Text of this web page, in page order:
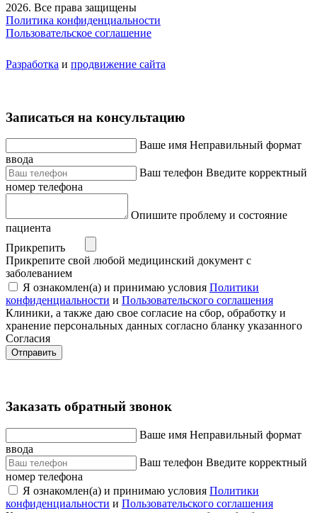
2026. Все права защищены
Политика конфиденциальности
Пользовательское соглашение
Разработка и продвижение сайта
Записаться на консультацию
Ваше имя Неправильный формат
ввода
Ваш телефон Введите корректный
номер телефона
Опишите проблему и состояние
пациента
Прикрепить
Прикрепите свой любой медицинский документ с
заболеванием
Я ознакомлен(а) и принимаю условия Политики
конфиденциальности и Пользовательского соглашения
Клиники, а также даю свое согласие на сбор, обработку и
хранение персональных данных согласно бланку указанного
Согласия
Отправить
Заказать обратный звонок
Ваше имя Неправильный формат
ввода
Ваш телефон Введите корректный
номер телефона
Я ознакомлен(а) и принимаю условия Политики
конфиденциальности и Пользовательского соглашения